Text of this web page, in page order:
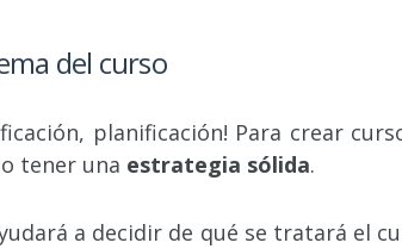
del curso
planificación! Para crear
tener una estrategia sólida.
a decidir de qué se tratará el